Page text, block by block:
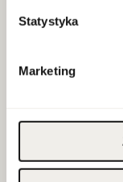
Statystyka
Marketing